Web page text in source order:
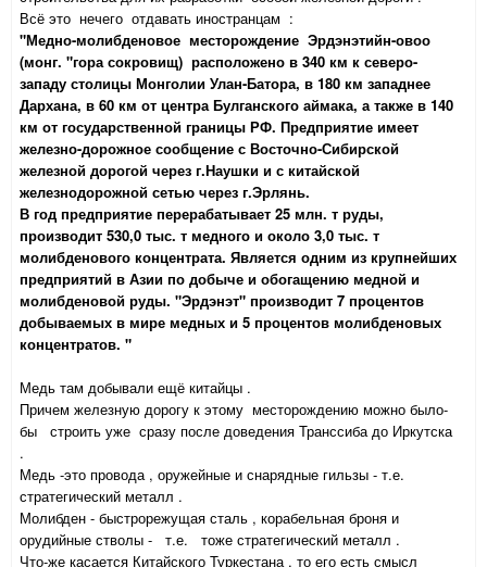
Всё это нечего отдавать иностранцам :
"Медно-молибденовое месторождение Эрдэнэтийн-овоо
(монг. "гора сокровищ) расположено в 340 км к северо-
западу столицы Монголии Улан-Батора, в 180 км западнее
Дархана, в 60 км от центра Булганского аймака, а также в 140
км от государственной границы РФ. Предприятие имеет
железно-дорожное сообщение с Восточно-Сибирской
железной дорогой через г.Наушки и с китайской
железнодорожной сетью через г.Эрлянь.
В год предприятие перерабатывает 25 млн. т руды,
производит 530,0 тыс. т медного и около 3,0 тыс. т
молибденового концентрата. Является одним из крупнейших
предприятий в Азии по добыче и обогащению медной и
молибденовой руды. "Эрдэнэт" производит 7 процентов
добываемых в мире медных и 5 процентов молибденовых
концентратов. "
Медь там добывали ещё китайцы .
Причем железную дорогу к этому месторождению можно было-
бы строить уже сразу после доведения Транссиба до Иркутска
.
Медь -это провода , оружейные и снарядные гильзы - т.е.
стратегический металл .
Молибден - быстрорежущая сталь , корабельная броня и
орудийные стволы - т.е. тоже стратегический металл .
Что-же касается Китайского Туркестана , то его есть смысл